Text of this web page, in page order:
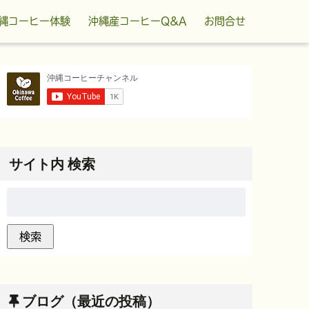
コーヒー体験 沖縄産コーヒーQ&A お問合せ
サイト内 検索
ブログ（最近の投稿）